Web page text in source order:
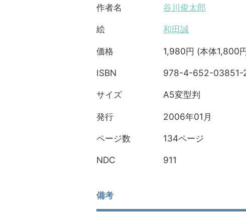
作者名 谷川俊太郎
絵 和田誠
価格 1,980円 (本体1,800
ISBN 978-4-652-03851-
サイズ A5変型判
発行 2006年01月
ページ数 134ページ
NDC 911
備考